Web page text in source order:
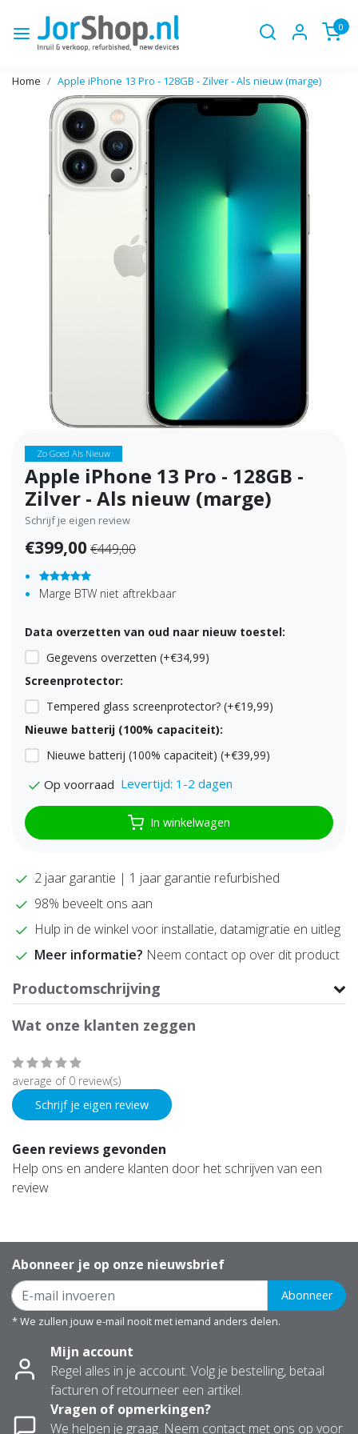
0
Home Apple iPhone 13 Pro - 128GB - Zilver - Als nieuw (marge)
Zo Goed Als Nieuw
Apple iPhone 13 Pro - 128GB -
Zilver - Als nieuw (marge)
Schrijf je eigen review
€399,00€449,00
Marge BTW niet aftrekbaar
Data overzetten van oud naar nieuw toestel:
Gegevens overzetten (+€34,99)
Screenprotector:
Tempered glass screenprotector? (+€19,99)
Nieuwe batterij (100% capaciteit):
Nieuwe batterij (100% capaciteit) (+€39,99)
Op voorraad Levertijd: 1-2 dagen
In winkelwagen
2 jaar garantie | 1 jaar garantie refurbished
98% beveelt ons aan
Hulp in de winkel voor installatie, datamigratie en uitleg
Meer informatie? Neem contact op over dit product
Productomschrijving
Wat onze klanten zeggen
average of 0 review(s)
Schrijf je eigen review
Geen reviews gevonden
Help ons en andere klanten door het schrijven van een
review
Abonneer je op onze nieuwsbrief
Abonneer
* We zullen jouw e-mail nooit met iemand anders delen.
Mijn account
Regel alles in je account. Volg je bestelling, betaal
facturen of retourneer een artikel.
Vragen of opmerkingen?
We helpen je graag. Neem contact met ons op voor